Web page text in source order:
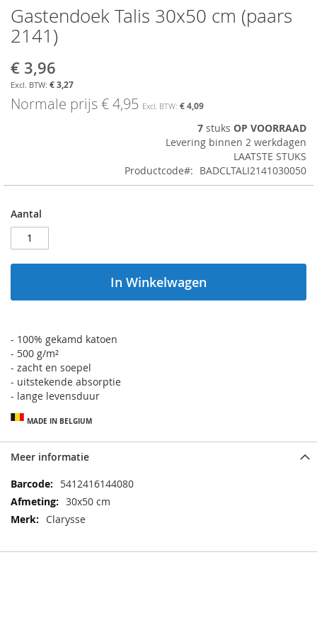
Ga
naar
het
van
de
afbeeldingen-
gallerij
Gastendoek Talis 30x50 cm (paars
2141)
Aanbiedingsprijs
€ 3,96
€ 3,27
Normale prijs€ 4,95 € 4,09
7 stuks OP VOORRAAD
Levering binnen 2 werkdagen
LAATSTE STUKS
Productcode
BADCLTALI2141030050
Aantal
In Winkelwagen
- 100% gekamd katoen
- 500 g/m²
- zacht en soepel
- uitstekende absorptie
- lange levensduur
MADE IN BELGIUM
Meer informatie
Meer
informatie
5412416144080
30x50 cm
Clarysse